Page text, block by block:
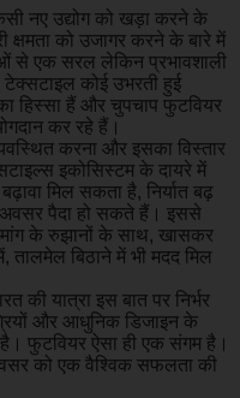
नए उद्योग को खड़ा करने के
क्षमता को उजागर करने के बारे में
से एक सरल लेकिन प्रभावशाली
कोई उभरती हुई
हिस्सा हैं और चुपचाप फुटवियर
कर रहे हैं।
करना और इसका विस्तार
इकोसिस्टम के दायरे में
मिल सकता है, निर्यात बढ़
अवसर पैदा हो सकते हैं। इससे
मांग के रुझानों के साथ, खासकर
तालमेल बिठाने में भी मदद मिल
की यात्रा इस बात पर निर्भर
और आधुनिक डिजाइन के
फुटवियर ऐसा ही एक संगम है।
को एक वैश्विक सफलता की